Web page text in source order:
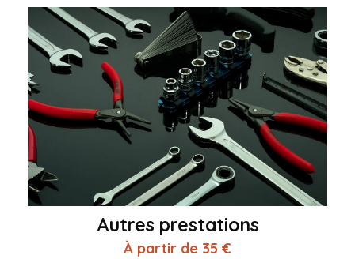
Autres prestations
À partir de 35 €